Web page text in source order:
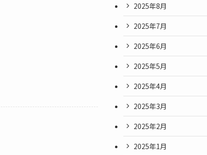
2025年8月
2025年7月
2025年6月
2025年5月
2025年4月
2025年3月
2025年2月
2025年1月